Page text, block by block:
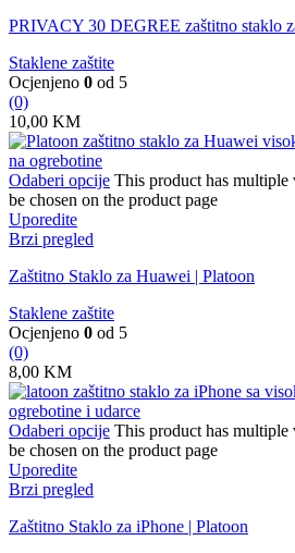
PRIVACY 30 DEGREE zaštitno staklo
Staklene zaštite
Ocjenjeno 0 od 5
(0)
10,00 KM
Odaberi opcije This product has multiple
be chosen on the product page
Uporedite
Brzi pregled
Zaštitno Staklo za Huawei | Platoon
Staklene zaštite
Ocjenjeno 0 od 5
(0)
8,00 KM
Odaberi opcije This product has multiple
be chosen on the product page
Uporedite
Brzi pregled
Zaštitno Staklo za iPhone | Platoon